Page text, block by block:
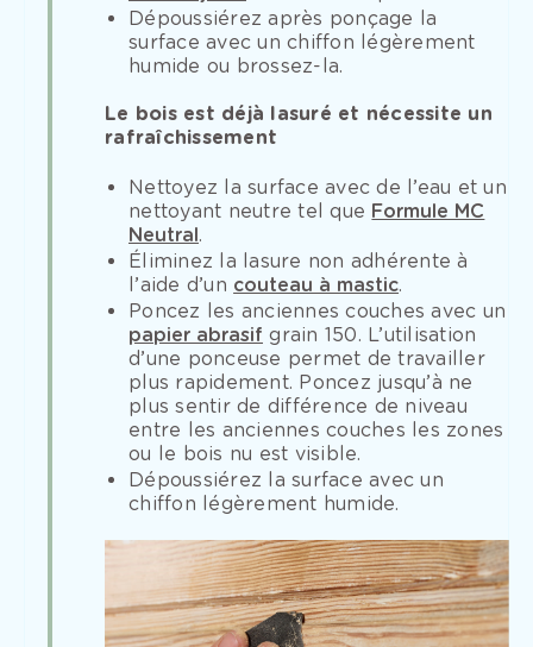
Dépoussiérez après ponçage la
surface avec un chiffon légèrement
humide ou brossez-la.
Le bois est déjà lasuré et nécessite un
rafraîchissement
Nettoyez la surface avec de l’eau et un
nettoyant neutre tel que Formule MC
Neutral.
Éliminez la lasure non adhérente à
l’aide d’un couteau à mastic.
Poncez les anciennes couches avec un
papier abrasif grain 150. L’utilisation
d’une ponceuse permet de travailler
plus rapidement. Poncez jusqu’à ne
plus sentir de différence de niveau
entre les anciennes couches les zones
ou le bois nu est visible.
Dépoussiérez la surface avec un
chiffon légèrement humide.